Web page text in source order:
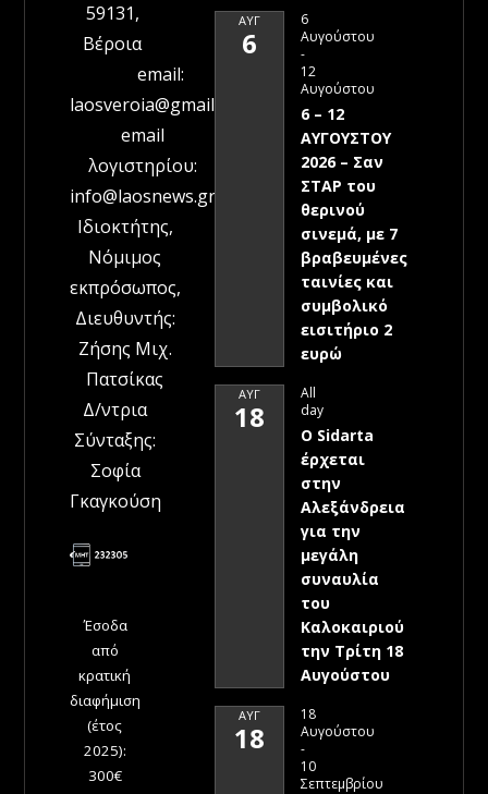
59131,
Βέροια
email:
laosveroia@gmail.com
email
λογιστηρίου:
info@laosnews.gr
Ιδιοκτήτης,
Νόμιμος
εκπρόσωπος,
Διευθυντής:
Ζήσης Μιχ.
Πατσίκας
Δ/ντρια
Σύνταξης:
Σοφία
Γκαγκούση
Έσοδα
από
κρατική
διαφήμιση
(έτος
2025):
300€
ΑΥΓ
6
6
Αυγούστου
-
12
Αυγούστου
6 – 12
ΑΥΓΟΥΣΤΟΥ
2026 – Σαν
ΣΤΑΡ του
θερινού
σινεμά, με 7
βραβευμένες
ταινίες και
συμβολικό
εισιτήριο 2
ευρώ
ΑΥΓ
18
All
day
Ο Sidarta
έρχεται
στην
Αλεξάνδρεια
για την
μεγάλη
συναυλία
του
Καλοκαιριού
την Τρίτη 18
Αυγούστου
ΑΥΓ
18
18
Αυγούστου
-
10
Σεπτεμβρίου